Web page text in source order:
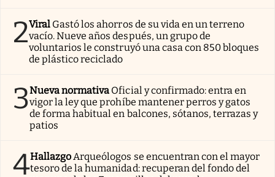
2Viral Gastó los ahorros de su vida en un terreno
vacío. Nueve años después, un grupo de
voluntarios le construyó una casa con 850 bloques
de plástico reciclado
3Nueva normativa Oficial y confirmado: entra en
vigor la ley que prohíbe mantener perros y gatos
de forma habitual en balcones, sótanos, terrazas y
patios
4HallazgoArqueólogos se encuentran con el mayor
tesoro de la humanidad: recuperan del fondo del